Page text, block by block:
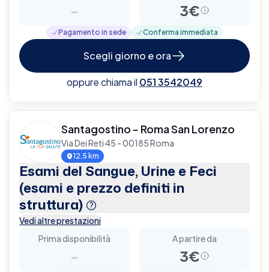
- 3€
Pagamento in sede Conferma immediata
Scegli giorno e ora
oppure chiama il 051 3542049
Santagostino - Roma San Lorenzo
Via Dei Reti 45 - 00185 Roma
12.5 km
Esami del Sangue, Urine e Feci
(esami e prezzo definiti in
struttura)
Vedi altre prestazioni
Prima disponibilità
-
A partire da
3€